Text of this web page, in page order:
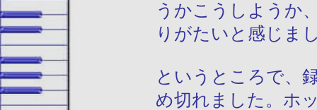
うかこうしようか
りがたいと感じま
というところで、
め切れました。ホ